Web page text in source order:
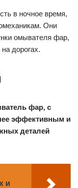
в ночное время,
Они
омывателя фар,
дорогах.
фар, с
эффективным и
деталей
и